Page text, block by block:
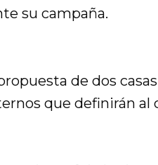
su campaña.
de dos
que definirán